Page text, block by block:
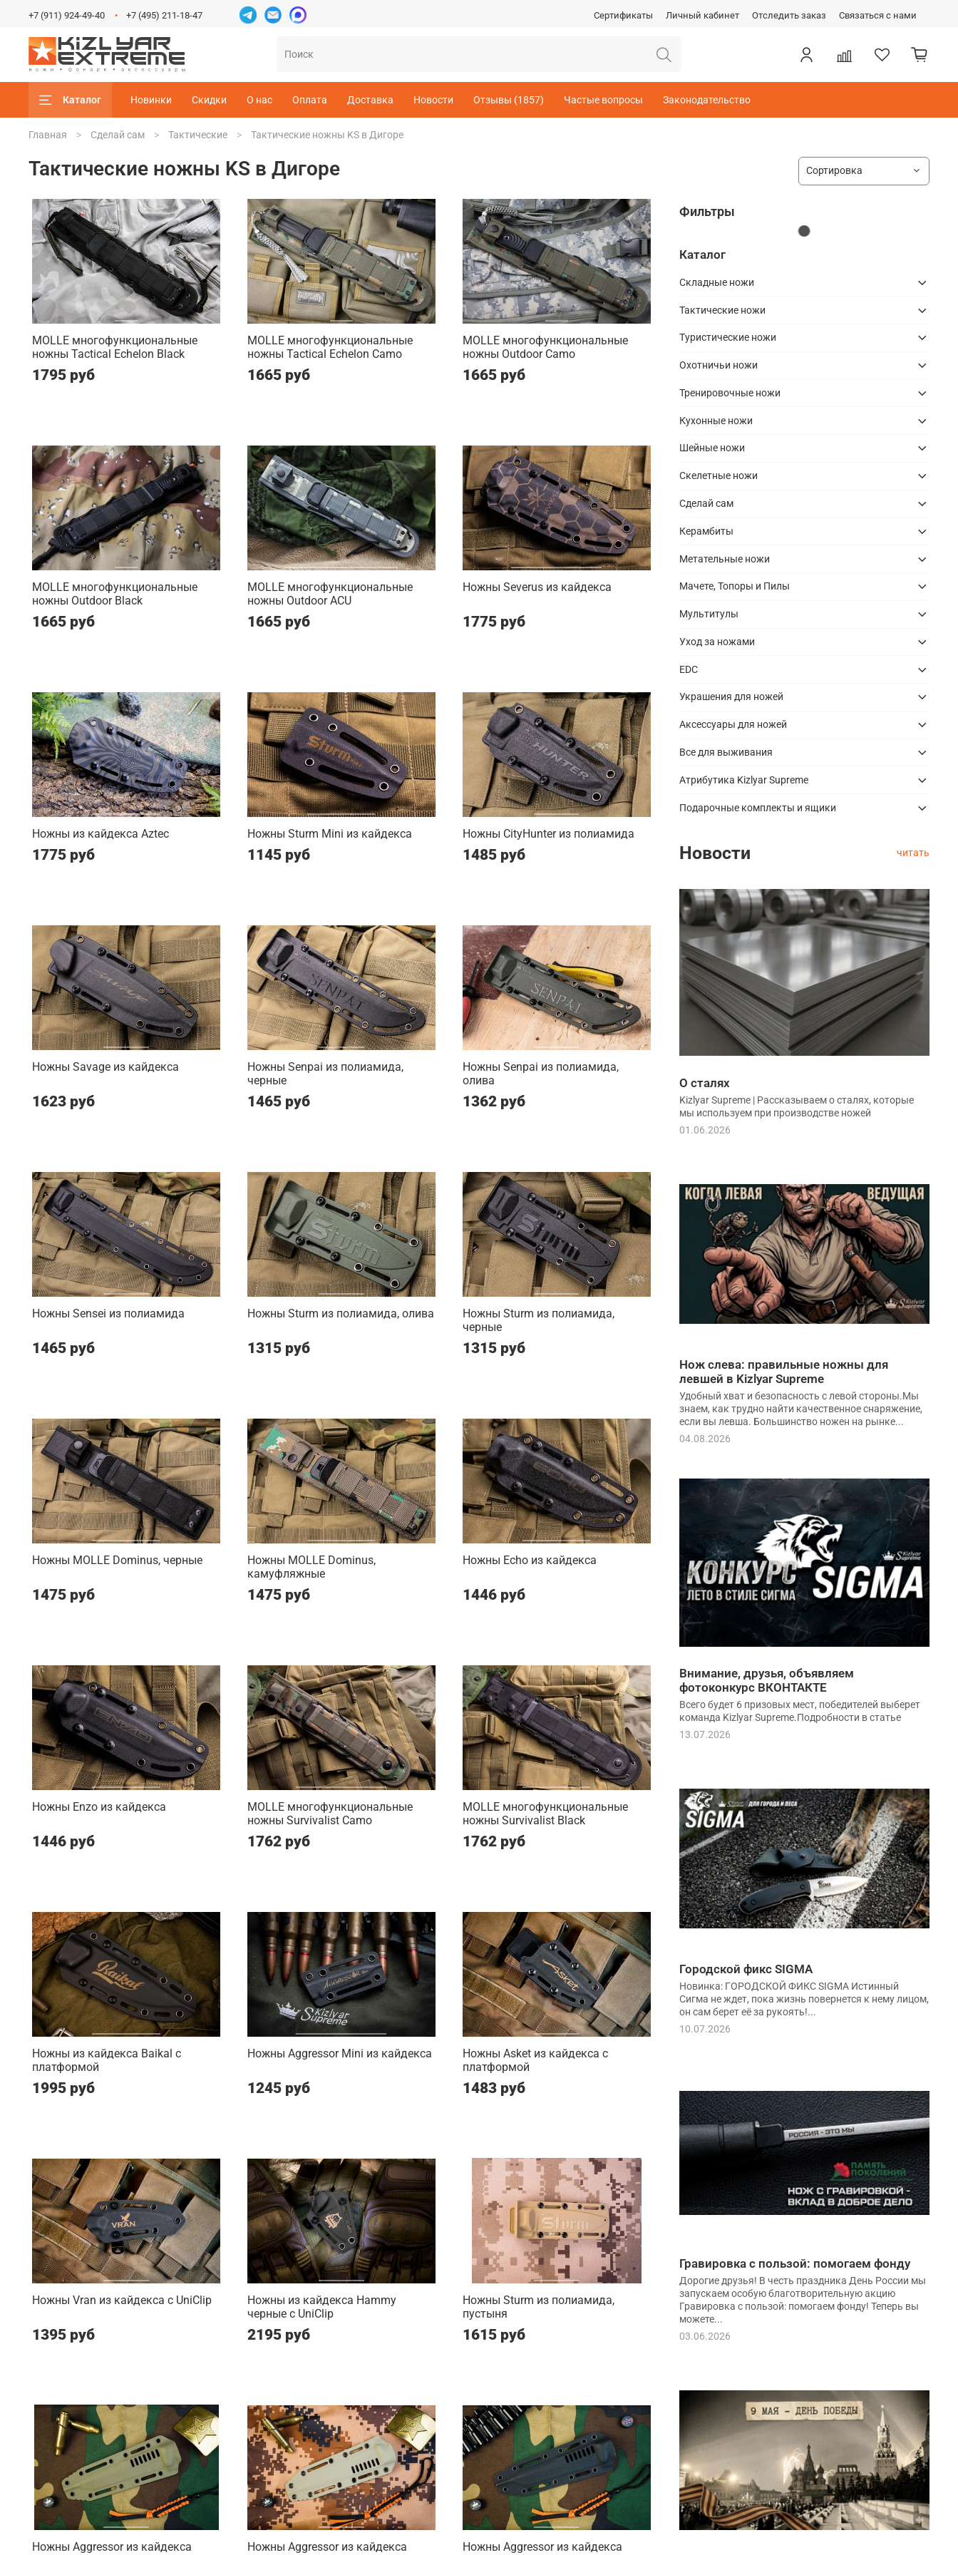
Сертификаты Личный кабинет Отследить заказ Связаться с нами
+7 (911) 924-49-40 +7 (495) 211-18-47
Каталог Новинки Скидки О нас Оплата Доставка Новости Отзывы (1857) Частые вопросы Законодательство
Главная Сделай сам Тактические Тактические ножны KS в Дигоре
Тактические ножны KS в Дигоре
MOLLE многофункциональные
ножны Tactical Echelon Black
1795 руб
MOLLE многофункциональные
ножны Tactical Echelon Camo
1665 руб
MOLLE многофункциональные
ножны Outdoor Camo
1665 руб
MOLLE многофункциональные
ножны Outdoor Black
1665 руб
MOLLE многофункциональные
ножны Outdoor ACU
1665 руб
Ножны Severus из кайдекса
1775 руб
Ножны из кайдекса Aztec
1775 руб
Ножны Sturm Mini из кайдекса
1145 руб
Ножны CityHunter из полиамида
1485 руб
Ножны Savage из кайдекса
1623 руб
Ножны Senpai из полиамида,
черные
1465 руб
Ножны Senpai из полиамида,
олива
1362 руб
Ножны Sensei из полиамида
1465 руб
Ножны Sturm из полиамида, олива
1315 руб
Ножны Sturm из полиамида,
черные
1315 руб
Ножны MOLLE Dominus, черные
1475 руб
Ножны MOLLE Dominus,
камуфляжные
1475 руб
Ножны Echo из кайдекса
1446 руб
Ножны Enzo из кайдекса
1446 руб
MOLLE многофункциональные
ножны Survivalist Camo
1762 руб
MOLLE многофункциональные
ножны Survivalist Black
1762 руб
Ножны из кайдекса Baikal с
платформой
1995 руб
Ножны Aggressor Mini из кайдекса
1245 руб
Ножны Asket из кайдекса c
платформой
1483 руб
Ножны Vran из кайдекса c UniClip
1395 руб
Ножны из кайдекса Hammy
черные c UniClip
2195 руб
Ножны Sturm из полиамида,
пустыня
1615 руб
Ножны Aggressor из кайдекса
Ножны Aggressor из кайдекса
Ножны Aggressor из кайдекса
Фильтры
Каталог
Складные ножи
Тактические ножи
Туристические ножи
Охотничьи ножи
Тренировочные ножи
Кухонные ножи
Шейные ножи
Скелетные ножи
Сделай сам
Керамбиты
Метательные ножи
Мачете, Топоры и Пилы
Мультитулы
Уход за ножами
EDC
Украшения для ножей
Аксессуары для ножей
Все для выживания
Атрибутика Kizlyar Supreme
Подарочные комплекты и ящики
Новости читать
О сталях
Kizlyar Supreme | Рассказываем о сталях, которые
мы используем при производстве ножей
01.06.2026
Нож слева: правильные ножны для
левшей в Kizlyar Supreme
Удобный хват и безопасность с левой стороны.Мы
знаем, как трудно найти качественное снаряжение,
если вы левша. Большинство ножен на рынке...
04.08.2026
Внимание, друзья, объявляем
фотоконкурс ВКОНТАКТЕ
Всего будет 6 призовых мест, победителей выберет
команда Kizlyar Supreme.Подробности в статье
13.07.2026
Городской фикс SIGMA
Новинка: ГОРОДСКОЙ ФИКС SIGMA Истинный
Сигма не ждет, пока жизнь повернется к нему лицом,
он сам берет её за рукоять!...
10.07.2026
Гравировка с пользой: помогаем фонду
Дорогие друзья! В честь праздника День России мы
запускаем особую благотворительную акцию
Гравировка с пользой: помогаем фонду! Теперь вы
можете...
03.06.2026